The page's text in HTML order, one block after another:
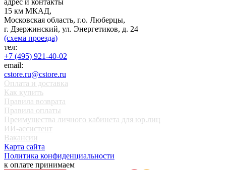
адрес и контакты
15 км МКАД,
Московская область, г.о. Люберцы,
г. Дзержинский, ул. Энергетиков, д. 24
(схема проезда)
тел:
+7 (495) 921-40-02
email:
cstore.ru@cstore.ru
Оплата и доставка
Как купить
Правила возврата
Правила оплаты
Преимущества личного кабинета для юр.лиц
ИИ-ассистент
Вакансии
Карта сайта
Политика конфиденциальности
к оплате принимаем